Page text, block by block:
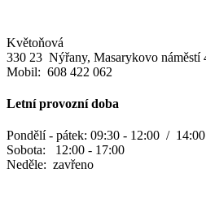
Květoňová
330 23 Nýřany, Masarykovo náměstí
Mobil: 608 422 062
Letní provozní doba
Pondělí - pátek: 09:30 - 12:00 /
Sobota: 12:00 - 17:00
Neděle: zavřeno